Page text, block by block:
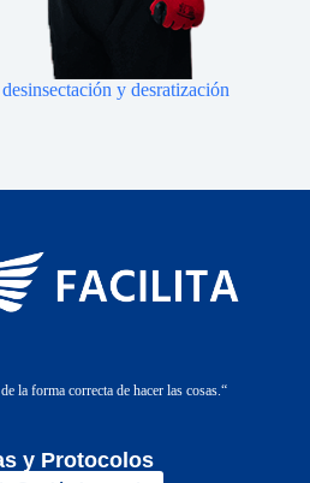
y desratización
la forma correcta de hacer las cosas.“
y Protocolos